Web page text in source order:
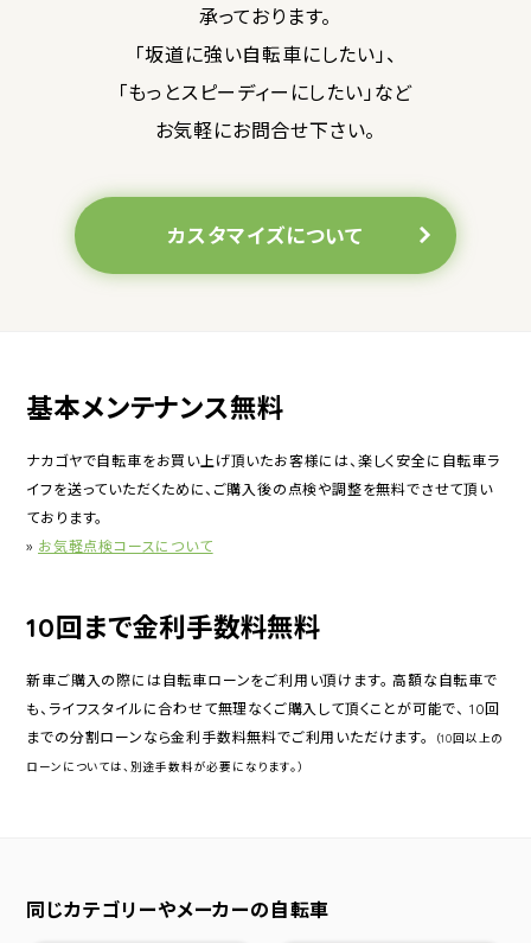
承っております。
「坂道に強い自転車にしたい」、
「もっとスピーディーにしたい」など
お気軽にお問合せ下さい。
カスタマイズについて
基本メンテナンス無料
ナカゴヤで自転車をお買い上げ頂いたお客様には、楽しく安全に自転車ラ
イフを送っていただくために、ご購入後の点検や調整を無料でさせて頂い
ております。
» お気軽点検コースについて
10回まで金利手数料無料
新車ご購入の際には自転車ローンをご利用い頂けます。 高額な自転車で
も、ライフスタイルに合わせて無理なくご購入して頂くことが可能で、 10回
までの分割ローンなら金利手数料無料でご利用いただけます。
（10回以上の
ローンについては、別途手数料が必要になります。）
同じカテゴリーやメーカーの自転車